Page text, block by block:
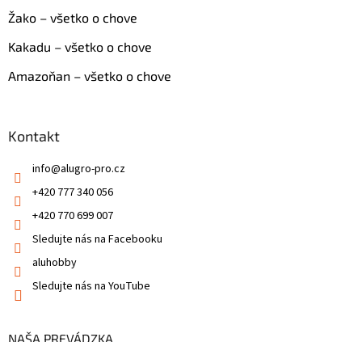
Žako – všetko o chove
Kakadu – všetko o chove
Amazoňan – všetko o chove
Kontakt
info@alugro-pro.cz
+420 777 340 056
+420 770 699 007
Sledujte nás na Facebooku
aluhobby
Sledujte nás na YouTube
NAŠA PREVÁDZKA